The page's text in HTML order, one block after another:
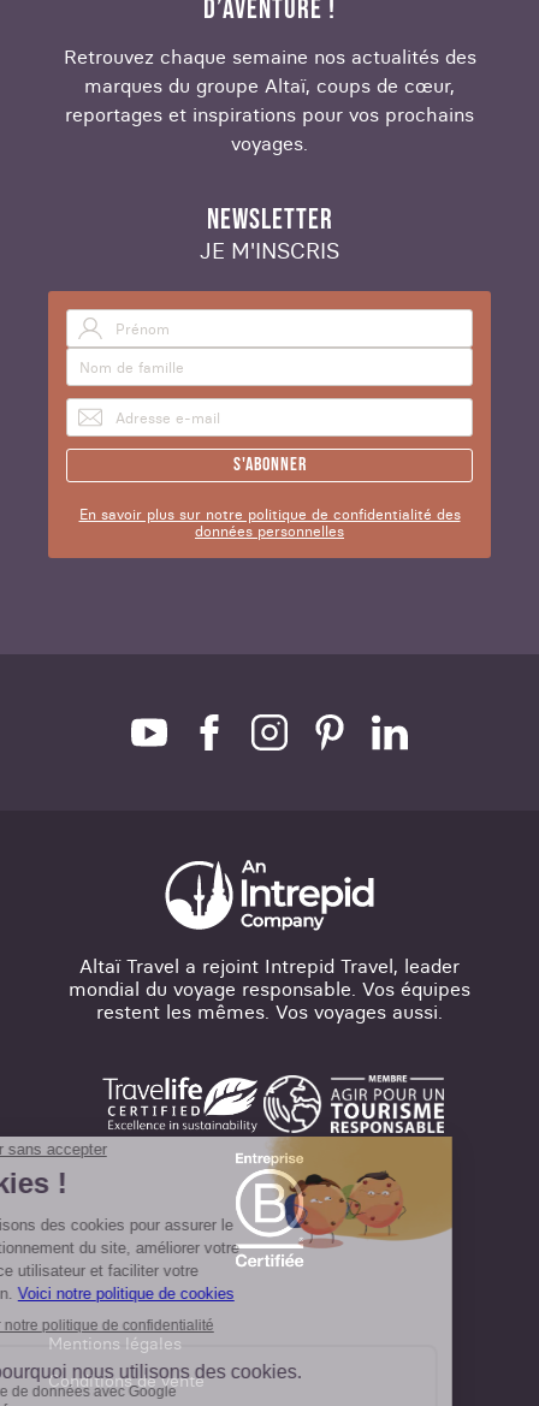
D’AVENTURE !
Retrouvez chaque semaine nos actualités des
marques du groupe Altaï, coups de cœur,
reportages et inspirations pour vos prochains
voyages.
NEWSLETTER
JE M'INSCRIS
S'abonner
En savoir plus sur notre politique de confidentialité des
données personnelles
Altaï Travel a rejoint Intrepid Travel, leader
mondial du voyage responsable. Vos équipes
restent les mêmes. Vos voyages aussi.
Mentions légales
Conditions de vente